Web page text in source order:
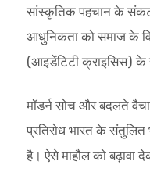
सांस्कृतिक पहचान के
आधुनिकता को समाज के
(आइडेंटिटी क्राइसिस)
मॉडर्न सोच और बदलते
प्रतिरोध भारत के संतुलित
है। ऐसे माहौल को बढ़ावा